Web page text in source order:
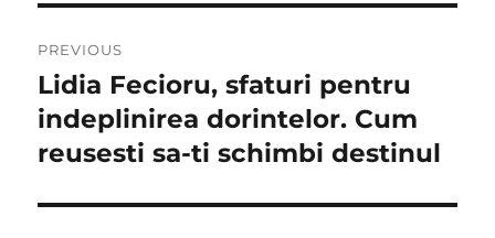
în
articole
PREVIOUS
Previous
post:
Lidia Fecioru, sfaturi pentru
indeplinirea dorintelor. Cum
reusesti sa-ti schimbi destinul